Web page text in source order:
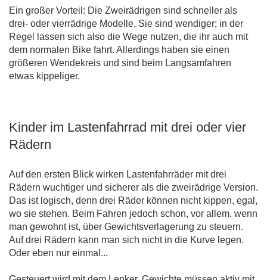
Ein großer Vorteil: Die Zweirädrigen sind schneller als
drei- oder vierrädrige Modelle. Sie sind wendiger; in der
Regel lassen sich also die Wege nutzen, die ihr auch mit
dem normalen Bike fahrt. Allerdings haben sie einen
größeren Wendekreis und sind beim Langsamfahren
etwas kippeliger.
Kinder im Lastenfahrrad mit drei oder vier
Rädern
Auf den ersten Blick wirken Lastenfahrräder mit drei
Rädern wuchtiger und sicherer als die zweirädrige Version.
Das ist logisch, denn drei Räder können nicht kippen, egal,
wo sie stehen. Beim Fahren jedoch schon, vor allem, wenn
man gewohnt ist, über Gewichtsverlagerung zu steuern.
Auf drei Rädern kann man sich nicht in die Kurve legen.
Oder eben nur einmal...